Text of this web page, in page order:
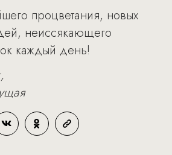
процветания, новых
неиссякающего
каждый день!